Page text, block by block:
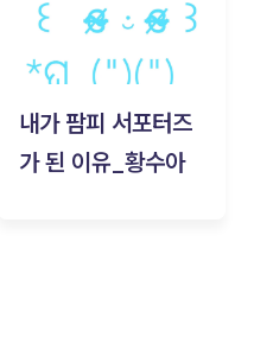
내가 팜피 서포터즈
가 된 이유_황수아